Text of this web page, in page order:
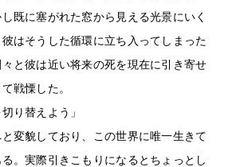
既に塞がれた窓から見える光景にいく
はそうした循環に立ち入ってしまった
と彼は近い将来の死を現在に引き寄せ
戦慄した。
り替えよう」
変貌しており、この世界に唯一生きて
。実際引きこもりになるとちょっとし